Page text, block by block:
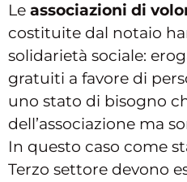
Le associazioni di
costituite dal notaio
solidarietà sociale:
gratuiti a favore di
uno stato di bisogno
dell’associazione ma
In questo caso come
Terzo settore devono